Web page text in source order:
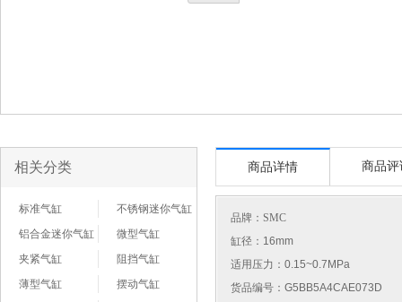
相关分类
标准气缸
不锈钢迷你气缸
铝合金迷你气缸
微型气缸
夹紧气缸
阻挡气缸
薄型气缸
摆动气缸
商品详情 商品评
品牌： SMC
缸径：16mm
适用压力：0.15~0.7MPa
货品编号：G5BB5A4CAE073D